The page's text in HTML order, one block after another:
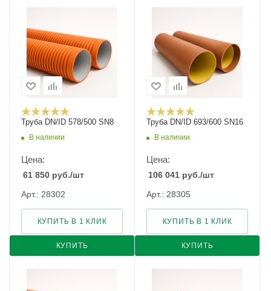
Труба DN/ID 578/500 SN8
В наличии
Цена:
61 850 руб./шт
Арт.: 28302
КУПИТЬ
КУПИТЬ В 1 КЛИК
Труба DN/ID 693/600 SN16
В наличии
Цена:
106 041 руб./шт
Арт.: 28305
КУПИТЬ
КУПИТЬ В 1 КЛИК